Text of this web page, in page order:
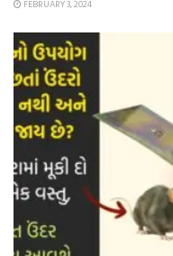
FEBRUARY 3, 2024